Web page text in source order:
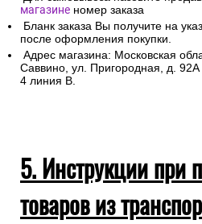
магазине номер заказа
Бланк заказа Вы получите на
после оформления покупки.
Адрес магазина: Московская
Саввино, ул. Пригородная, д.
4 линия В.
5. Инструкции при
товаров из